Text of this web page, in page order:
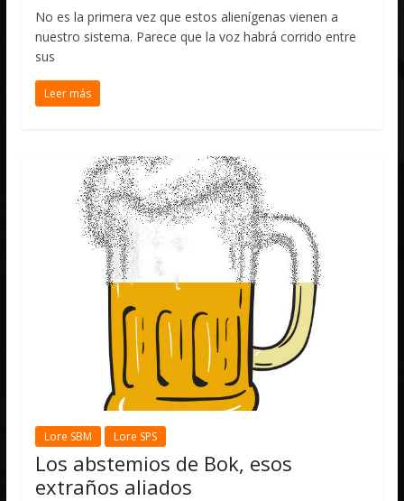
No es la primera vez que estos alienígenas vienen a
nuestro sistema. Parece que la voz habrá corrido entre
sus
Leer más
Lore SBM Lore SPS
Los abstemios de Bok, esos
extraños aliados